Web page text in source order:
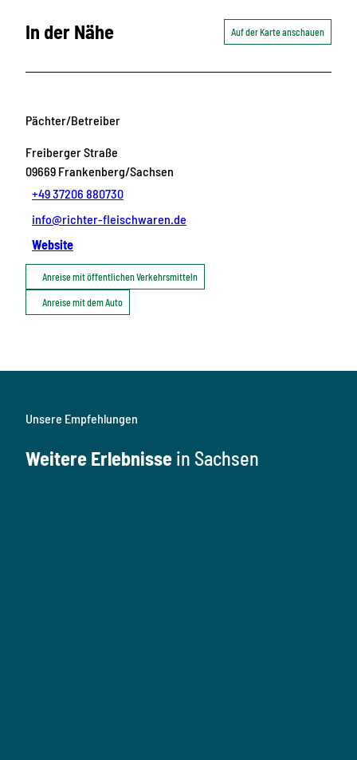
In der Nähe Auf der Karte anschauen
Pächter/Betreiber
Freiberger Straße
09669 Frankenberg/Sachsen
+49 37206 880730
info@richter-fleischwaren.de
Website
Anreise mit öffentlichen Verkehrsmitteln
Anreise mit dem Auto
Unsere Empfehlungen
Weitere Erlebnisse in Sachsen